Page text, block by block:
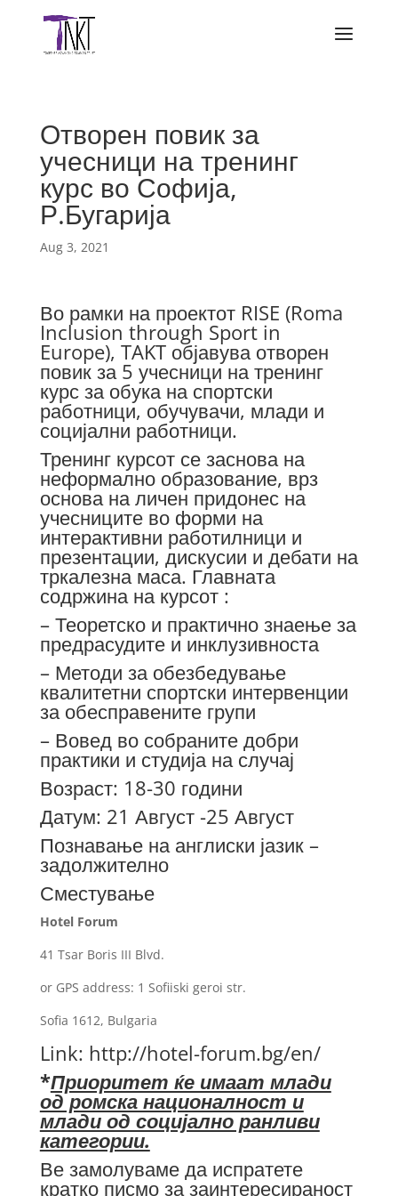
Отворен повик за
учесници на тренинг
курс во Софија,
Р.Бугарија
Aug 3, 2021
Во рамки на проектот RISE (Roma
Inclusion through Sport in
Europe), TAKT објавува отворен
повик за 5 учесници на тренинг
курс за обука на спортски
работници, обучувачи, млади и
социјални работници.
Тренинг курсот се заснова на
неформално образование, врз
основа на личен придонес на
учесниците во форми на
интерактивни работилници и
презентации, дискусии и дебати на
тркалезна маса. Главната
содржина на курсот :
– Теоретско и практично знаење за
предрасудите и инклузивноста
– Методи за обезбедување
квалитетни спортски интервенции
за обесправените групи
– Вовед во собраните добри
практики и студија на случај
Возраст: 18-30 години
Датум: 21 Август -25 Август
Познавање на англиски јазик –
задолжително
Сместување
Hotel Forum
41 Tsar Boris III Blvd.
or GPS address: 1 Sofiiski geroi str.
Sofia 1612, Bulgaria
Link: http://hotel-forum.bg/en/
*Приоритет ќе имаат млади
од ромска националност и
млади од социјално ранливи
категории.
Ве замолуваме да испратете
кратко писмо за заинтересираност